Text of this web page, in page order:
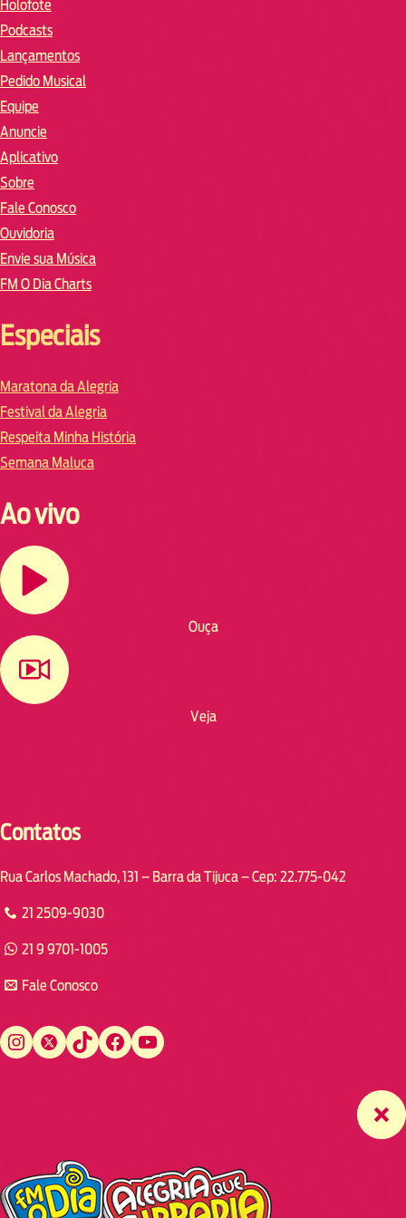
Holofote
Podcasts
Lançamentos
Pedido Musical
Equipe
Anuncie
Aplicativo
Sobre
Fale Conosco
Ouvidoria
Envie sua Música
FM O Dia Charts
Especiais
Maratona da Alegria
Festival da Alegria
Respeita Minha História
Semana Maluca
Ao vivo
Ouça
Veja
Contatos
Rua Carlos Machado, 131 – Barra da Tijuca – Cep: 22.775-042
21 2509-9030
21 9 9701-1005
Fale Conosco
Instagram Twitter TikTok Facebook YouTube